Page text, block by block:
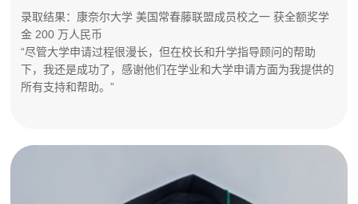
录取结果：康奈尔大学 美国常春藤联盟成员校之一 获全额奖学
金 200 万人民币
“尽管大学申请过程很漫长，但在校长和升学指导顾问的帮助
下，我还是成功了，感谢他们在学业和大学申请方面为我提供的
所有支持和帮助。”